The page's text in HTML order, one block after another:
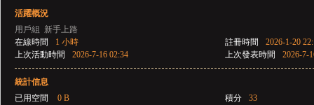
活躍概況
用戶組 新手上路
在線時間
1 小時 註冊時間
2026-1-20
上次活動時間
2026-7-16 02:34 上次發表時間 2026-7-
統計信息
已用空間
0 B 積分
33